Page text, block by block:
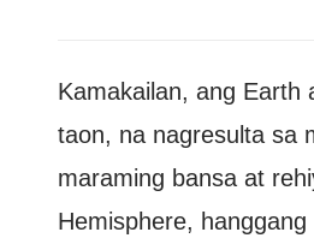
Kamakailan, ang Earth
taon, na nagresulta sa
maraming bansa at
Hemisphere,